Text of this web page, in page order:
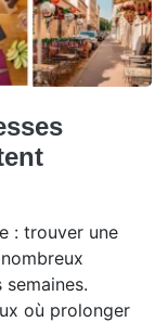
: trouver une
où prolonger